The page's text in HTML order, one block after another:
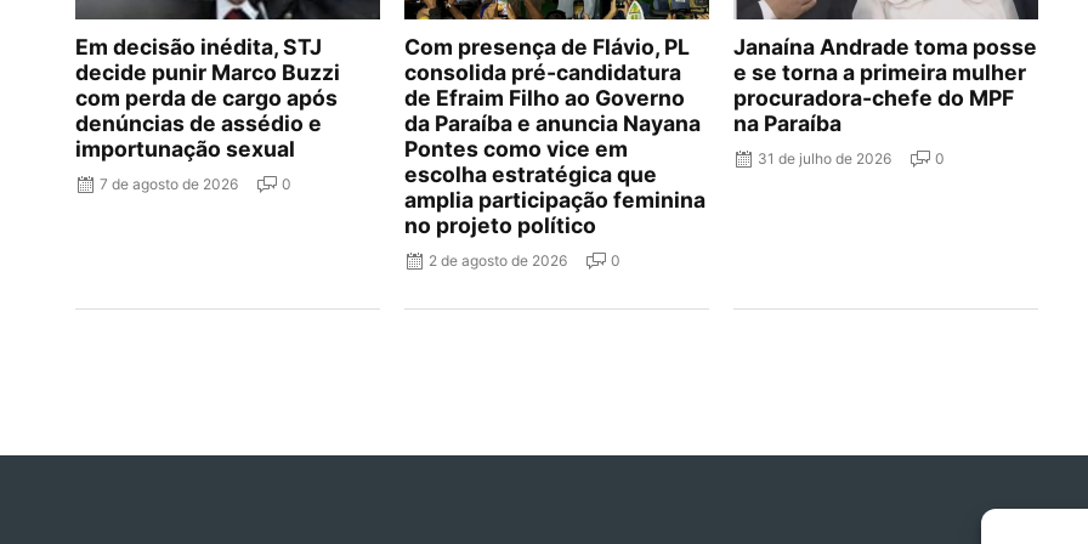
Em decisão inédita, STJ
decide punir Marco Buzzi
com perda de cargo após
denúncias de assédio e
importunação sexual
7 de agosto de 2026 0
Com presença de Flávio, PL
consolida pré-candidatura
de Efraim Filho ao Governo
da Paraíba e anuncia Nayana
Pontes como vice em
escolha estratégica que
amplia participação feminina
no projeto político
2 de agosto de 2026 0
Janaína Andrade toma posse
e se torna a primeira mulher
procuradora-chefe do MPF
na Paraíba
31 de julho de 2026 0